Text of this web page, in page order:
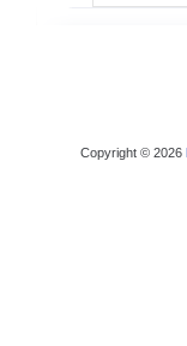
Copyright © 2026